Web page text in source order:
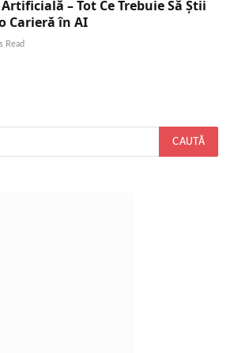
– Tot Ce Trebuie Să Știi
Carieră în AI
Read